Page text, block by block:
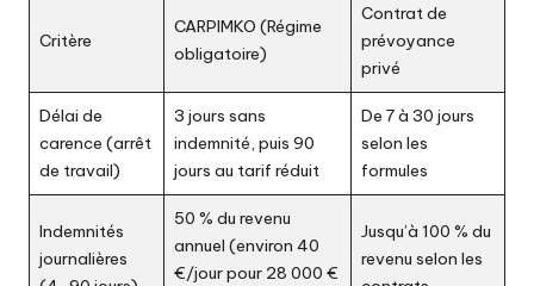
Critère
CARPIMKO (Régime
obligatoire)
Contrat de
prévoyance
privé
Délai de
carence (arrêt
de travail)
3 jours sans
indemnité, puis 90
jours au tarif réduit
De 7 à 30 jours
selon les
formules
Indemnités
journalières
50 % du revenu
annuel (environ 40
€/jour pour 28 000 €
Jusqu’à 100 % du
revenu selon les